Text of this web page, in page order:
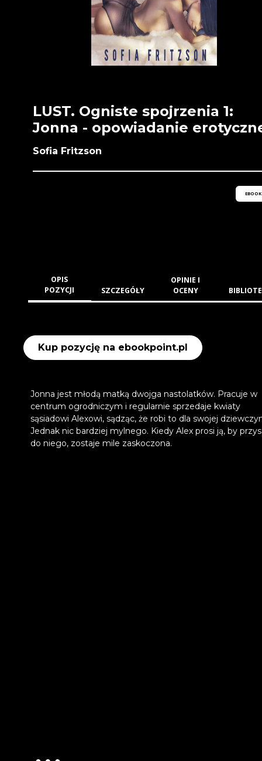
LUST. Ogniste spojrzenia 1:
Jonna - opowiadanie
Sofia Fritzson
EBOOK
OPIS
POZYCJI
SZCZEGÓŁY
OPINIE I
OCENY
Kup pozycję na ebookpoint.pl
Jonna jest młodą matką dwojga nastolatków. Pracuje w
centrum ogrodniczym i regularnie sprzedaje kwiaty
sąsiadowi Alexowi, sądząc, że robi to dla swojej
Jednak nic bardziej mylnego. Kiedy Alex prosi ją, by
do niego, zostaje mile zaskoczona.